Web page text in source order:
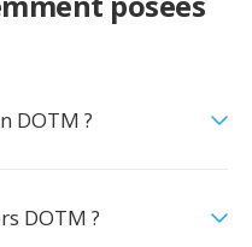
DOTM ?
DOTM ?